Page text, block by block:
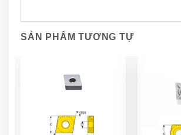
SẢN PHẨM TƯƠNG TỰ